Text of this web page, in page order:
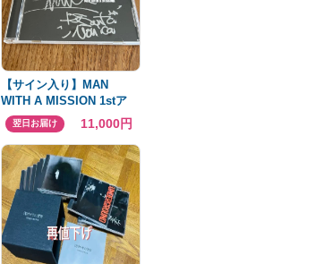
【サイン入り】MAN
WITH A MISSION 1stア
ルバム 帯付き
翌日お届け 11,000円